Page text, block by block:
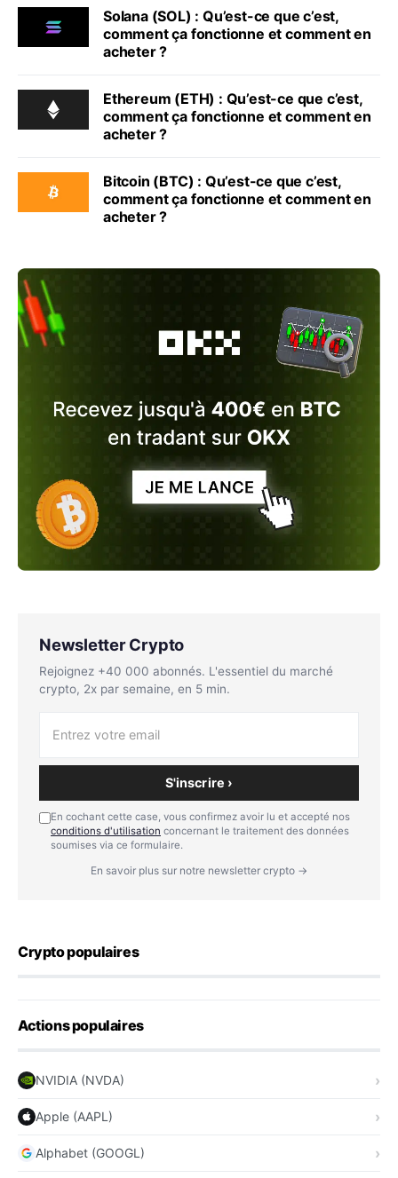
Solana (SOL) : Qu’est-ce que c’est,
comment ça fonctionne et comment en
acheter ?
Ethereum (ETH) : Qu’est-ce que c’est,
comment ça fonctionne et comment en
acheter ?
Bitcoin (BTC) : Qu’est-ce que c’est,
comment ça fonctionne et comment en
acheter ?
Newsletter Crypto
Rejoignez +40 000 abonnés. L'essentiel du marché
crypto, 2x par semaine, en 5 min.
S'inscrire ›
En cochant cette case, vous confirmez avoir lu et accepté nos
conditions d'utilisation concernant le traitement des données
soumises via ce formulaire.
En savoir plus sur notre newsletter crypto →
Crypto populaires
Actions populaires
NVIDIA (NVDA)
Apple (AAPL)
Alphabet (GOOGL)